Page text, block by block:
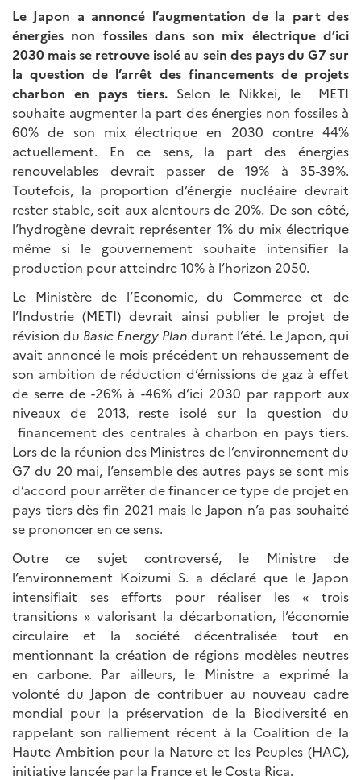
Le Japon a annoncé l’augmentation de la part des
énergies non fossiles dans son mix électrique d’ici
2030 mais se retrouve isolé au sein des pays du G7 sur
la question de l’arrêt des financements de projets
charbon en pays tiers. Selon le Nikkei, le METI
souhaite augmenter la part des énergies non fossiles à
60% de son mix électrique en 2030 contre 44%
actuellement. En ce sens, la part des énergies
renouvelables devrait passer de 19% à 35-39%.
Toutefois, la proportion d’énergie nucléaire devrait
rester stable, soit aux alentours de 20%. De son côté,
l’hydrogène devrait représenter 1% du mix électrique
même si le gouvernement souhaite intensifier la
production pour atteindre 10% à l’horizon 2050.
Le Ministère de l’Economie, du Commerce et de
l’Industrie (METI) devrait ainsi publier le projet de
révision du Basic Energy Plan durant l’été. Le Japon, qui
avait annoncé le mois précédent un rehaussement de
son ambition de réduction d’émissions de gaz à effet
de serre de -26% à -46% d’ici 2030 par rapport aux
niveaux de 2013, reste isolé sur la question du
financement des centrales à charbon en pays tiers.
Lors de la réunion des Ministres de l’environnement du
G7 du 20 mai, l’ensemble des autres pays se sont mis
d’accord pour arrêter de financer ce type de projet en
pays tiers dès fin 2021 mais le Japon n’a pas souhaité
se prononcer en ce sens.
Outre ce sujet controversé, le Ministre de
l’environnement Koizumi S. a déclaré que le Japon
intensifiait ses efforts pour réaliser les « trois
transitions » valorisant la décarbonation, l’économie
circulaire et la société décentralisée tout en
mentionnant la création de régions modèles neutres
en carbone. Par ailleurs, le Ministre a exprimé la
volonté du Japon de contribuer au nouveau cadre
mondial pour la préservation de la Biodiversité en
rappelant son ralliement récent à la Coalition de la
Haute Ambition pour la Nature et les Peuples (HAC),
initiative lancée par la France et le Costa Rica.